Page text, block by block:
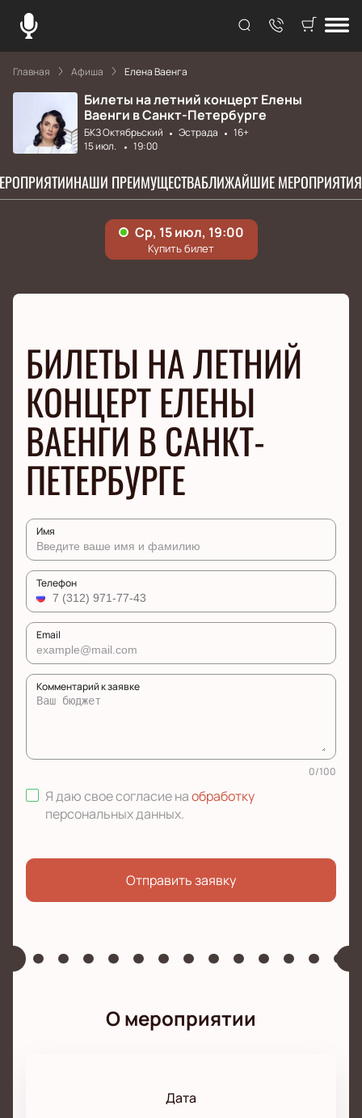
Главная Афиша Елена Ваенга
Билеты на летний концерт Елены
Ваенги в Санкт-Петербурге
БКЗ Октябрьский Эстрада
16+
15 июл.
19:00
НАШИ ПРЕИМУЩЕСТВАБЛИЖАЙШИЕ МЕРОПРИЯТИЯ
БИЛЕТЫ НА ЛЕТНИЙ
КОНЦЕРТ ЕЛЕНЫ
ВАЕНГИ В САНКТ-
ПЕТЕРБУРГЕ
Имя
Телефон
Email
Комментарий к заявке
0/100
Я даю свое согласие наобработку
персональных данных.
Отправить заявку
О мероприятии
Дата